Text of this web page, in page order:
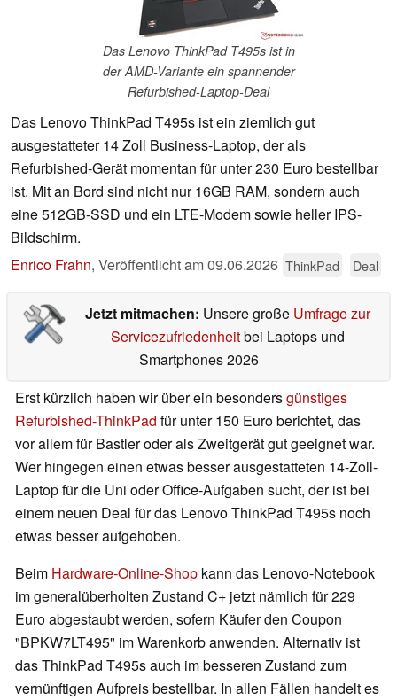
Das Lenovo ThinkPad T495s ist in
der AMD-Variante ein spannender
Refurbished-Laptop-Deal
Das Lenovo ThinkPad T495s ist ein ziemlich gut
ausgestatteter 14 Zoll Business-Laptop, der als
Refurbished-Gerät momentan für unter 230 Euro bestellbar
ist. Mit an Bord sind nicht nur 16GB RAM, sondern auch
eine 512GB-SSD und ein LTE-Modem sowie heller IPS-
Bildschirm.
Enrico Frahn, Veröffentlicht am09.06.2026 ThinkPad Deal
Jetzt mitmachen: Unsere große Umfrage zur
Servicezufriedenheitbei Laptops und
Smartphones 2026
Erst kürzlich haben wir über ein besondersgünstiges
Refurbished-ThinkPad für unter 150 Euro berichtet, das
vor allem für Bastler oder als Zweitgerät gut geeignet war.
Wer hingegen einen etwas besser ausgestatteten 14-Zoll-
Laptop für die Uni oder Office-Aufgaben sucht, der ist bei
einem neuen Deal für das Lenovo ThinkPad T495s noch
etwas besser aufgehoben.
Beim Hardware-Online-Shop kann das Lenovo-Notebook
im generalüberholten Zustand C+ jetzt nämlich für 229
Euro abgestaubt werden, sofern Käufer den Coupon
"BPKW7LT495" im Warenkorb anwenden. Alternativ ist
das ThinkPad T495s auch im besseren Zustand zum
vernünftigen Aufpreis bestellbar. In allen Fällen handelt es